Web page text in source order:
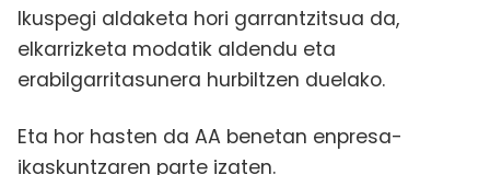
Ikuspegi aldaketa hori garrantzitsua da,
elkarrizketa modatik aldendu eta
erabilgarritasunera hurbiltzen duelako.
Eta hor hasten da AA benetan enpresa-
ikaskuntzaren parte izaten.